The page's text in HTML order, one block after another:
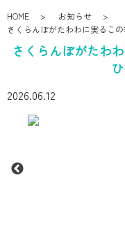
HOME
お知らせ
さくらんぼがたわわに実るこ
さくらんぼがたわ
2026.06.12